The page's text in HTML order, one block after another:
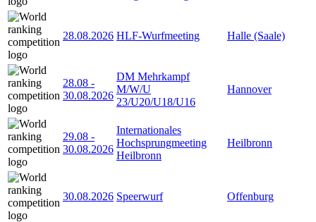
28.08.2026 HLF-Wurfmeeting Halle (Saale)
28.08 -
30.08.2026
DM Mehrkampf
M/W/U
23/U20/U18/U16
Hannover
29.08 -
30.08.2026
Internationales
Hochsprungmeeting
Heilbronn
Heilbronn
30.08.2026 Speerwurf Offenburg